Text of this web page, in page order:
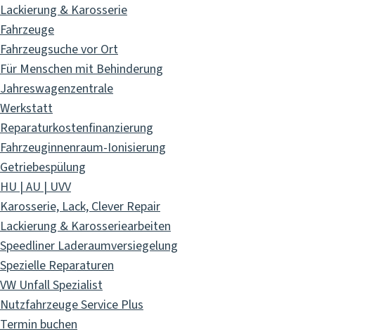
Lackierung & Karosserie
Fahrzeuge
Fahrzeugsuche vor Ort
Für Menschen mit Behinderung
Jahreswagenzentrale
Werkstatt
Reparaturkostenfinanzierung
Fahrzeuginnenraum-Ionisierung
Getriebespülung
HU | AU | UVV
Karosserie, Lack, Clever Repair
Lackierung & Karosseriearbeiten
Speedliner Laderaumversiegelung
Spezielle Reparaturen
VW Unfall Spezialist
Nutzfahrzeuge Service Plus
Termin buchen